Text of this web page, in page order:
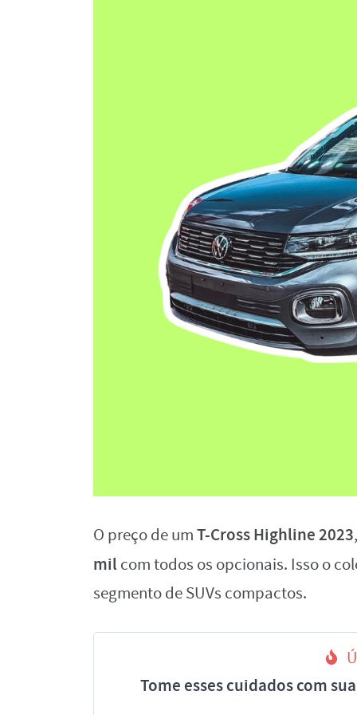
O preço de umT-Cross Highline 2023
mil com todos os opcionais. Isso o
segmento de SUVs compactos.
Tome esses cuidados com